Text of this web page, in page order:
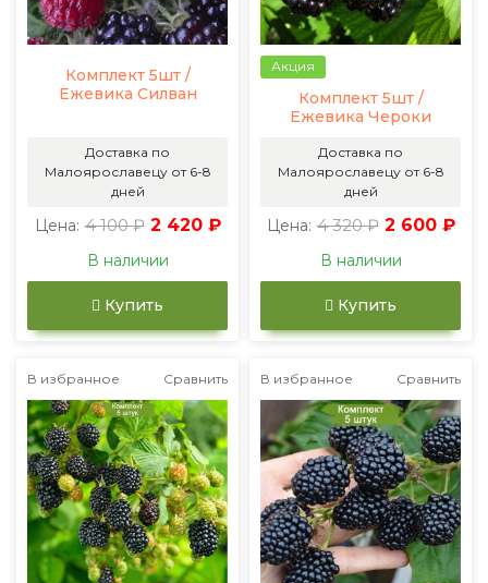
Комплект 5шт /
Ежевика Силван
Доставка по
Малоярославецу от 6-8
дней
Цена: 4 100 ₽ 2 420 ₽
В наличии
Купить
Акция
Комплект 5шт /
Ежевика Чероки
Доставка по
Малоярославецу от 6-8
дней
Цена: 4 320 ₽ 2 600 ₽
В наличии
Купить
В избранное Сравнить В избранное Сравнить